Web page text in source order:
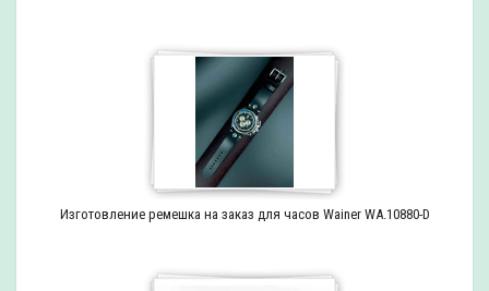
Изготовление ремешка на заказ для часов Wainer WA.10880-D